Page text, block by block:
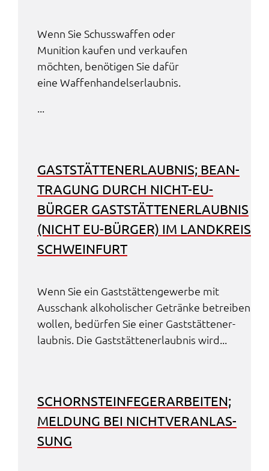
Wenn Sie Schuss­waf­fen oder
Muni­ti­on kaufen und verkau­fen
möch­ten, benö­ti­gen Sie dafür
eine Waffen­han­dels­er­laub­nis.
...
GAST­STÄT­TEN­ER­LAUB­NIS; BEAN­
TRA­GUNG DURCH NICHT-EU-
BÜRGER GAST­STÄT­TEN­ER­LAUB­NIS
(NICHT EU-BÜRGER) IM LAND­KREIS
SCHWEIN­FURT
Wenn Sie ein Gast­stät­ten­ge­wer­be mit
Ausschank alko­ho­li­scher Geträn­ke betrei­ben
wollen, bedür­fen Sie einer Gast­stät­ten­er­
laub­nis. Die Gast­stät­ten­er­laub­nis wird...
SCHORN­STEIN­FE­GER­AR­BEI­TEN;
MELDUNG BEI NICHT­VER­AN­LAS­
SUNG